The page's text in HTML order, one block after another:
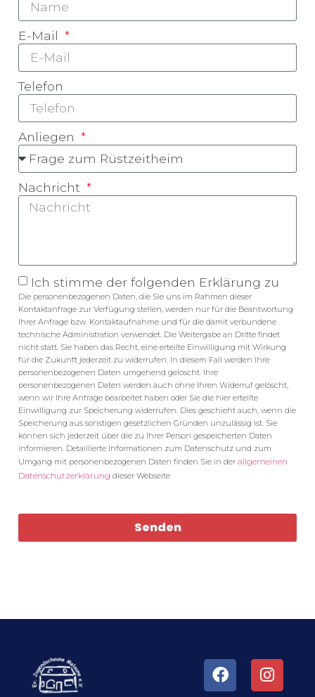
E-Mail
Telefon
Anliegen
Nachricht
Ich stimme der folgenden Erklärung zu
Die personenbezogenen Daten, die Sie uns im Rahmen dieser
Kontaktanfrage zur Verfügung stellen, werden nur für die Beantwortung
Ihrer Anfrage bzw. Kontaktaufnahme und für die damit verbundene
technische Administration verwendet. Die Weitergabe an Dritte findet
nicht statt. Sie haben das Recht, eine erteilte Einwilligung mit Wirkung
für die Zukunft jederzeit zu widerrufen. In diesem Fall werden Ihre
personenbezogenen Daten umgehend gelöscht. Ihre
personenbezogenen Daten werden auch ohne Ihren Widerruf gelöscht,
wenn wir Ihre Anfrage bearbeitet haben oder Sie die hier erteilte
Einwilligung zur Speicherung widerrufen. Dies geschieht auch, wenn die
Speicherung aus sonstigen gesetzlichen Gründen unzulässig ist. Sie
können sich jederzeit über die zu Ihrer Person gespeicherten Daten
informieren. Detaillierte Informationen zum Datenschutz und zum
Umgang mit personenbezogenen Daten finden Sie in der allgemeinen
Datenschutzerklärung dieser Webseite
Senden